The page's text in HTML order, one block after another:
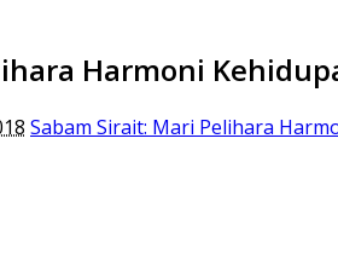
Harmoni
Sabam Sirait: Mari Pelihara